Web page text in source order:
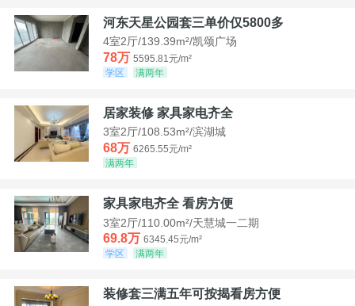
河东天星公园套三单价仅5800多
4室2厅/139.39m²/凯颂广场
78万 5595.81元/m²
学区
满两年
居家装修 家具家电齐全
3室2厅/108.53m²/滨湖城
68万 6265.55元/m²
满两年
家具家电齐全 看房方便
3室2厅/110.00m²/天慧城一二期
69.8万 6345.45元/m²
学区
满两年
装修套三满五年可按揭看房方便